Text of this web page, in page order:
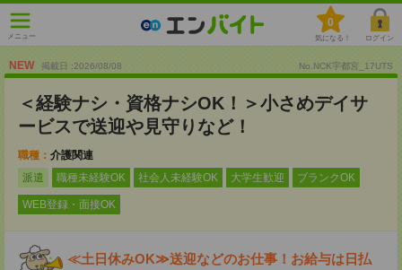
メニュー
0
気になる！ ログイン
NEW 掲載日 :2026/08/08 No.NCK宇都宮_17UTS
＜経験ナシ・資格ナシOK！＞小さめデイサ
ービスで送迎や見守りなど！
職種： 介護関連
派遣
職種未経験OK 社会人未経験OK 大学生歓迎 ブランクOK
WEB登録・面接OK
≪土日休みOK≫送迎などのお仕事！お給与は日払